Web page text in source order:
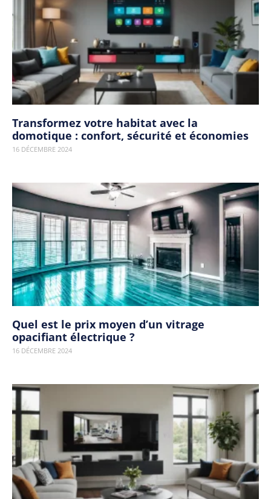
Transformez votre habitat avec la
domotique : confort, sécurité et économies
16 DÉCEMBRE 2024
Quel est le prix moyen d’un vitrage
opacifiant électrique ?
16 DÉCEMBRE 2024